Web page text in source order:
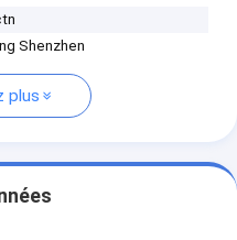
Shenzhen
plus